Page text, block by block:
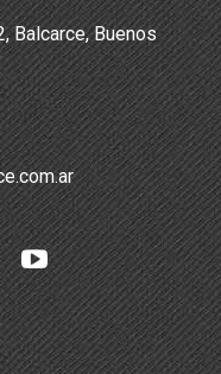
Balcarce, Buenos